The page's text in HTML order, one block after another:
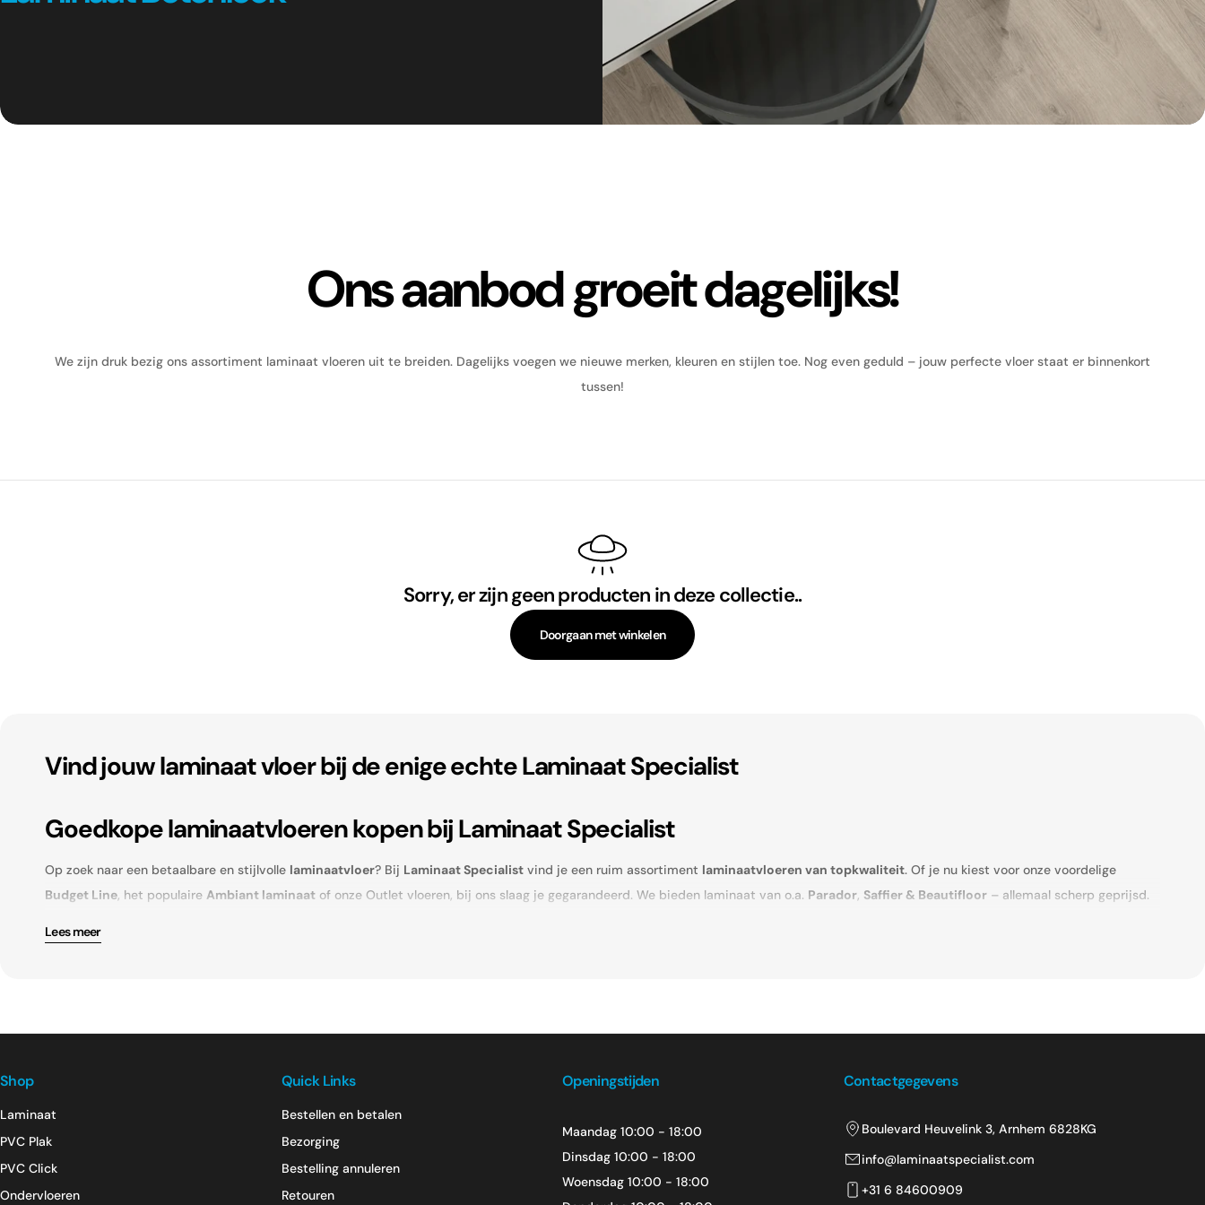
l
Ons aanbod groeit dagelijks!
We zijn druk bezig ons assortiment laminaat vloeren uit te breiden. Dagelijks voegen we nieuwe merken, kleuren en stijlen toe. Nog even geduld – jouw perfecte vloer staat er binnenkort
tussen!
Sorry, er zijn geen producten in deze collectie..
Doorgaan met winkelen
Vind jouw laminaat vloer bij de enige echte Laminaat Specialist
Goedkope laminaatvloeren kopen bij Laminaat Specialist
Op zoek naar een betaalbare en stijlvolle laminaatvloer? Bij Laminaat Specialist vind je een ruim assortiment laminaatvloeren van topkwaliteit. Of je nu kiest voor onze voordelige
Budget Line, het populaire Ambiant laminaat of onze Outlet vloeren, bij ons slaag je gegarandeerd. We bieden laminaat van o.a. Parador, Saffier & Beautifloor – allemaal scherp geprijsd.
Laminaat in elke stijl: van visgraat tot tegel-look
Bestel eenvoudig online of kom langs
Lees meer
Shop
Laminaat
PVC Plak
PVC Click
Ondervloeren
Quick Links
Bestellen en betalen
Bezorging
Bestelling annuleren
Retouren
Openingstijden
Maandag 10:00 - 18:00
Dinsdag 10:00 - 18:00
Woensdag 10:00 - 18:00
Contactgegevens
Boulevard Heuvelink 3, Arnhem 6828KG
info@laminaatspecialist.com
+31 6 84600909